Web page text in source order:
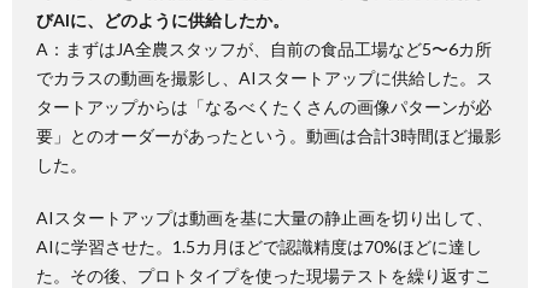
びAIに、どのように供給したか。
A：まずはJA全農スタッフが、自前の食品工場など5〜6カ所
でカラスの動画を撮影し、AIスタートアップに供給した。ス
タートアップからは「なるべくたくさんの画像パターンが必
要」とのオーダーがあったという。動画は合計3時間ほど撮影
した。
AIスタートアップは動画を基に大量の静止画を切り出して、
AIに学習させた。1.5カ月ほどで認識精度は70%ほどに達し
た。その後、プロトタイプを使った現場テストを繰り返すこ